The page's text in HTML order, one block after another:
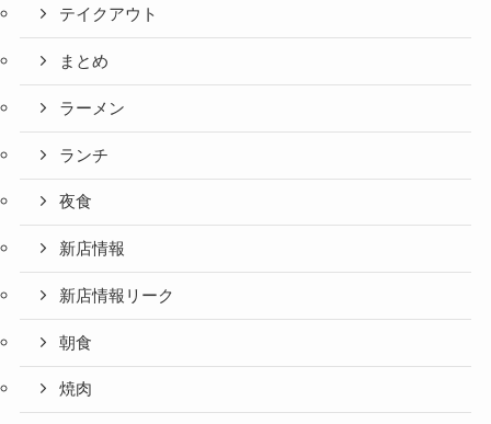
テイクアウト
まとめ
ラーメン
ランチ
夜食
新店情報
新店情報リーク
朝食
焼肉